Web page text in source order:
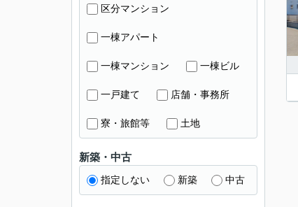
区分マンション
一棟アパート
一棟マンション 一棟ビル
一戸建て 店舗・事務所
寮・旅館等 土地
新築・中古
指定しない 新築 中古